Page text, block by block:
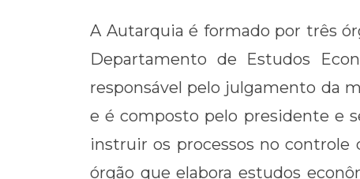
A Autarquia é formado por três
Departamento de Estudos
responsável pelo julgamento da
e é composto pelo presidente e
instruir os processos no controle
órgão que elabora estudos